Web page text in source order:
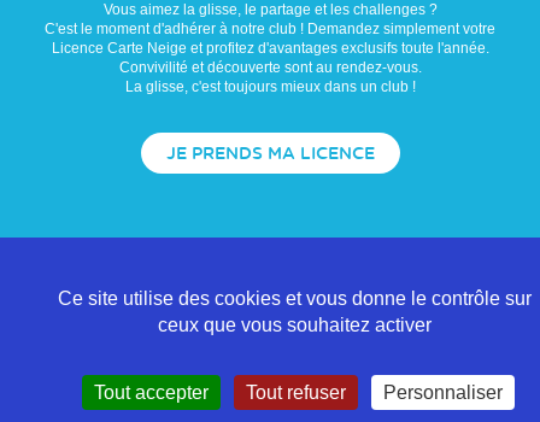
Vous aimez la glisse, le partage et les challenges ?
C'est le moment d'adhérer à notre club ! Demandez simplement votre
Licence Carte Neige et profitez d'avantages exclusifs toute l'année.
Convivilité et découverte sont au rendez-vous.
La glisse, c'est toujours mieux dans un club !
JE PRENDS MA LICENCE
Ce site utilise des cookies et vous donne le contrôle sur
ceux que vous souhaitez activer
Tout accepter Tout refuser Personnaliser